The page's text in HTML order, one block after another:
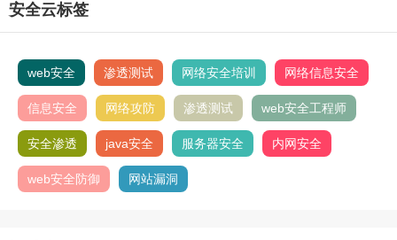
安全云标签
web安全 渗透测试 网络安全培训 网络信息安全
信息安全 网络攻防 渗透测试 web安全工程师
安全渗透 java安全 服务器安全 内网安全
web安全防御 网站漏洞